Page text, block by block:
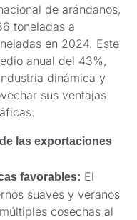
de arándanos,
toneladas a
en 2024. Este
anual del 43%,
dinámica y
sus ventajas
las exportaciones
favorables: El
suaves y veranos
cosechas al